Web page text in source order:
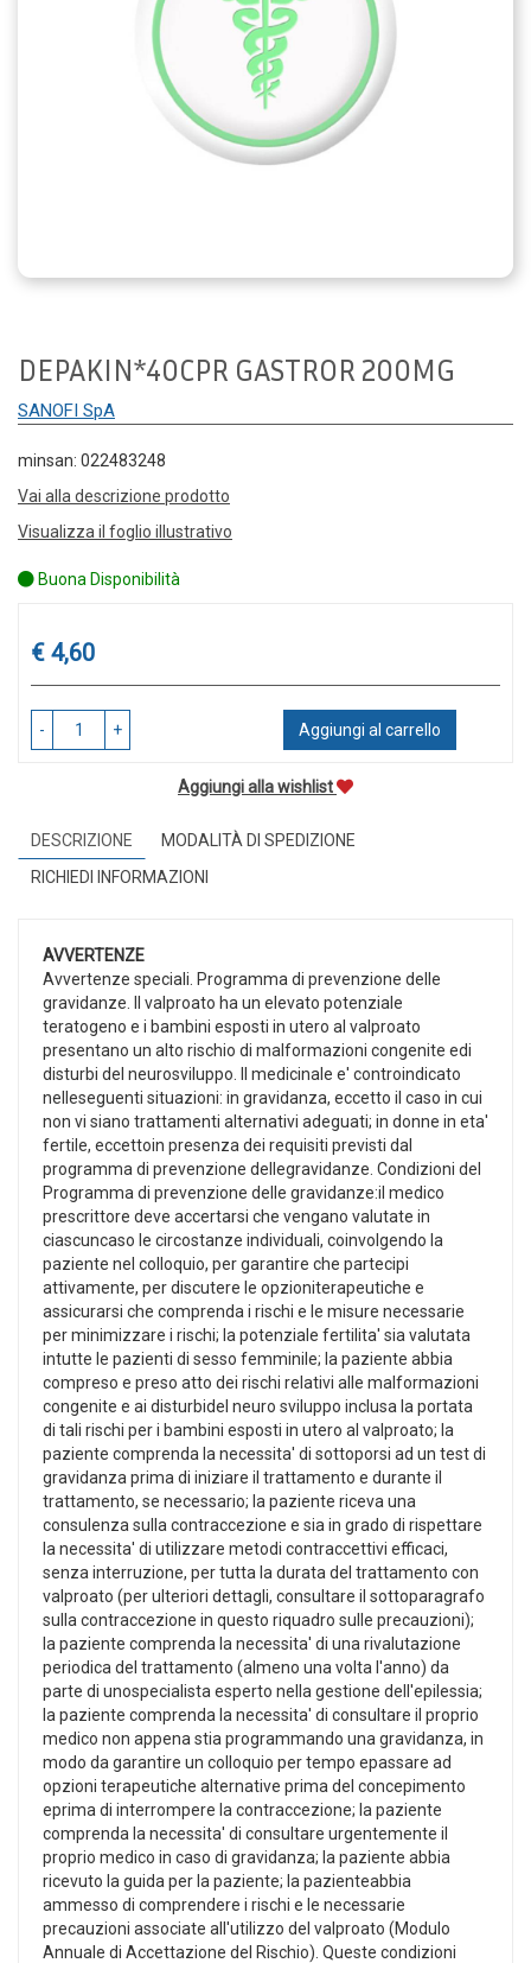
DEPAKIN*40CPR GASTROR 200MG
SANOFI SpA
minsan: 022483248
Vai alla descrizione prodotto
Visualizza il foglio illustrativo
Buona Disponibilità
Prezzo
€ 4,60
- + Aggiungi al carrello
Aggiungi alla wishlist
DESCRIZIONE
MODALITÀ DI SPEDIZIONE
RICHIEDI INFORMAZIONI
AVVERTENZE
Avvertenze speciali. Programma di prevenzione delle
gravidanze. Il valproato ha un elevato potenziale
teratogeno e i bambini esposti in utero al valproato
presentano un alto rischio di malformazioni congenite edi
disturbi del neurosviluppo. Il medicinale e' controindicato
nelleseguenti situazioni: in gravidanza, eccetto il caso in cui
non vi siano trattamenti alternativi adeguati; in donne in eta'
fertile, eccettoin presenza dei requisiti previsti dal
programma di prevenzione dellegravidanze. Condizioni del
Programma di prevenzione delle gravidanze:il medico
prescrittore deve accertarsi che vengano valutate in
ciascuncaso le circostanze individuali, coinvolgendo la
paziente nel colloquio, per garantire che partecipi
attivamente, per discutere le opzioniterapeutiche e
assicurarsi che comprenda i rischi e le misure necessarie
per minimizzare i rischi; la potenziale fertilita' sia valutata
intutte le pazienti di sesso femminile; la paziente abbia
compreso e preso atto dei rischi relativi alle malformazioni
congenite e ai disturbidel neuro sviluppo inclusa la portata
di tali rischi per i bambini esposti in utero al valproato; la
paziente comprenda la necessita' di sottoporsi ad un test di
gravidanza prima di iniziare il trattamento e durante il
trattamento, se necessario; la paziente riceva una
consulenza sulla contraccezione e sia in grado di rispettare
la necessita' di utilizzare metodi contraccettivi efficaci,
senza interruzione, per tutta la durata del trattamento con
valproato (per ulteriori dettagli, consultare il sottoparagrafo
sulla contraccezione in questo riquadro sulle precauzioni);
la paziente comprenda la necessita' di una rivalutazione
periodica del trattamento (almeno una volta l'anno) da
parte di unospecialista esperto nella gestione dell'epilessia;
la paziente comprenda la necessita' di consultare il proprio
medico non appena stia programmando una gravidanza, in
modo da garantire un colloquio per tempo epassare ad
opzioni terapeutiche alternative prima del concepimento
eprima di interrompere la contraccezione; la paziente
comprenda la necessita' di consultare urgentemente il
proprio medico in caso di gravidanza; la paziente abbia
ricevuto la guida per la paziente; la pazienteabbia
ammesso di comprendere i rischi e le necessarie
precauzioni associate all'utilizzo del valproato (Modulo
Annuale di Accettazione del Rischio). Queste condizioni